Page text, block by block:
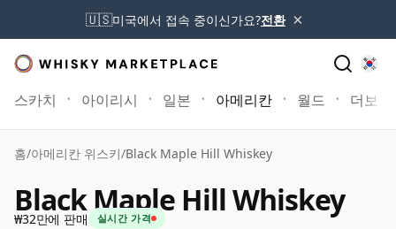
🇺🇸미국에서 접속 중이신가요?전환 ×
스카치 아이리시 일본 아메리칸 월드 더보기
홈/아메리칸 위스키/Black Maple Hill Whiskey
Black Maple Hill Whiskey
₩32만에 판매 실시간 가격